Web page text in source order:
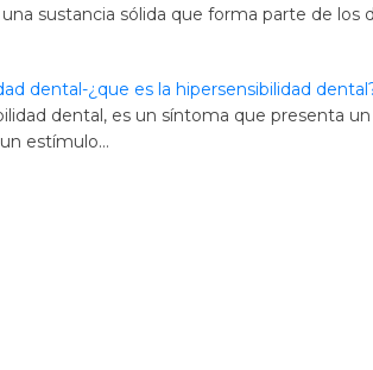
sustancia sólida que forma parte de los
dental-¿que es la hipersensibilidad
dental, es un síntoma que presenta
estímulo…